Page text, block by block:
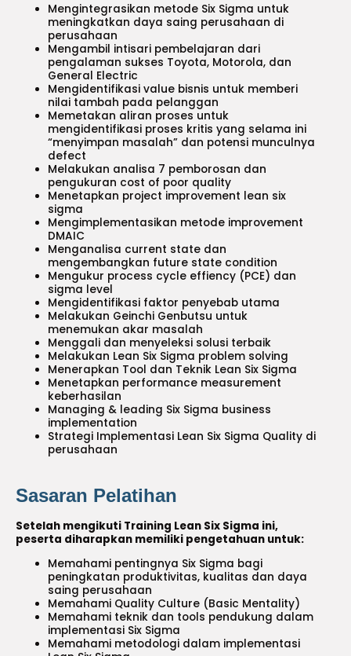
Mengintegrasikan metode Six Sigma untuk
meningkatkan daya saing perusahaan di
perusahaan
Mengambil intisari pembelajaran dari
pengalaman sukses Toyota, Motorola, dan
General Electric
Mengidentifikasi value bisnis untuk memberi
nilai tambah pada pelanggan
Memetakan aliran proses untuk
mengidentifikasi proses kritis yang selama ini
“menyimpan masalah” dan potensi munculnya
defect
Melakukan analisa 7 pemborosan dan
pengukuran cost of poor quality
Menetapkan project improvement lean six
sigma
Mengimplementasikan metode improvement
DMAIC
Menganalisa current state dan
mengembangkan future state condition
Mengukur process cycle effiency (PCE) dan
sigma level
Mengidentifikasi faktor penyebab utama
Melakukan Geinchi Genbutsu untuk
menemukan akar masalah
Menggali dan menyeleksi solusi terbaik
Melakukan Lean Six Sigma problem solving
Menerapkan Tool dan Teknik Lean Six Sigma
Menetapkan performance measurement
keberhasilan
Managing & leading Six Sigma business
implementation
Strategi Implementasi Lean Six Sigma Quality di
perusahaan
Sasaran Pelatihan
Setelah mengikuti Training Lean Six Sigma ini,
peserta diharapkan memiliki pengetahuan untuk:
Memahami pentingnya Six Sigma bagi
peningkatan produktivitas, kualitas dan daya
saing perusahaan
Memahami Quality Culture (Basic Mentality)
Memahami teknik dan tools pendukung dalam
implementasi Six Sigma
Memahami metodologi dalam implementasi